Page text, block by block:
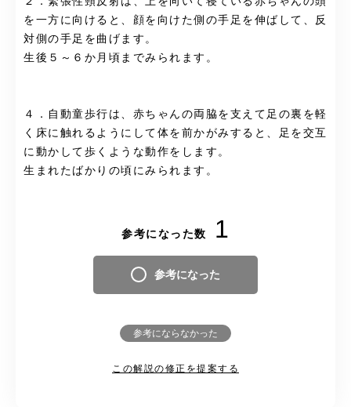
を一方に向けると、顔を向けた側の手足を伸ばして、反
対側の手足を曲げます。
生後５～６か月頃までみられます。
４．自動童歩行は、赤ちゃんの両脇を支えて足の裏を軽
く床に触れるようにして体を前かがみすると、足を交互
に動かして歩くような動作をします。
生まれたばかりの頃にみられます。
参考になった数 1
参考になった
参考にならなかった
この解説の修正を提案する